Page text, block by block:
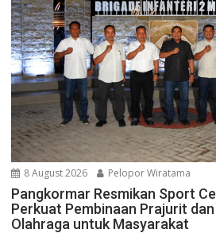
8 August 2026 Pelopor Wiratama
Pangkormar Resmikan Sport
Perkuat Pembinaan Prajurit
Olahraga untuk Masyarakat